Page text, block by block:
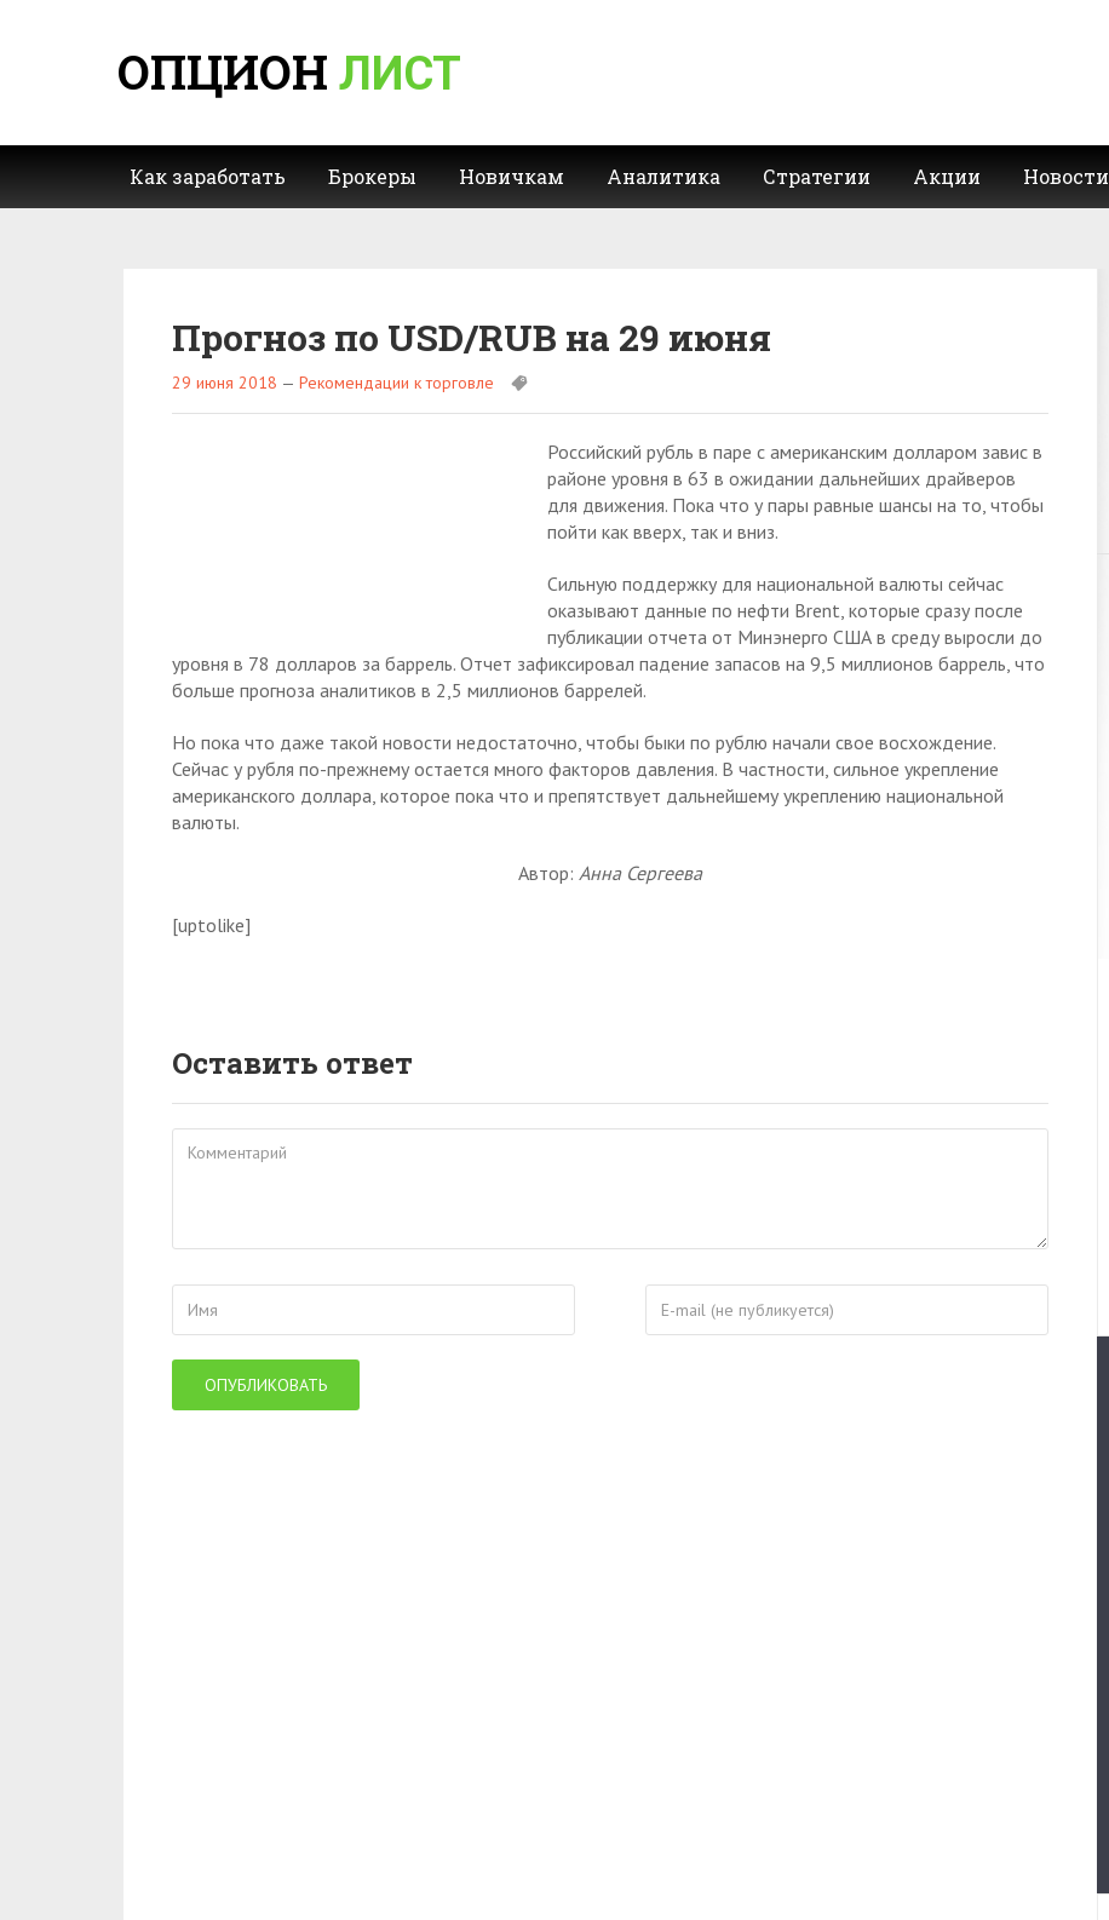
ОПЦИОН ЛИСТ
Как заработать Брокеры Новичкам Аналитика Стратегии Акции Новости
Прогноз по USD/RUB на 29 июня
29 июня 2018 — Рекомендации к торговле
Российский рубль в паре с американским долларом завис в
районе уровня в 63 в ожидании дальнейших драйверов
для движения. Пока что у пары равные шансы на то, чтобы
пойти как вверх, так и вниз.
Сильную поддержку для национальной валюты сейчас
оказывают данные по нефти Brent, которые сразу после
публикации отчета от Минэнерго США в среду выросли до
уровня в 78 долларов за баррель. Отчет зафиксировал падение запасов на 9,5 миллионов баррель, что
больше прогноза аналитиков в 2,5 миллионов баррелей.
Но пока что даже такой новости недостаточно, чтобы быки по рублю начали свое восхождение.
Сейчас у рубля по-прежнему остается много факторов давления. В частности, сильное укрепление
американского доллара, которое пока что и препятствует дальнейшему укреплению национальной
валюты.
Автор: Анна Сергеева
[uptolike]
Оставить ответ